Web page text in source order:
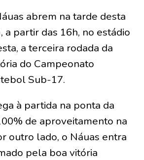
abrem na tarde desta
a partir das 16h, no estádio
a terceira rodada da
do Campeonato
Sub-17.
à partida na ponta da
de aproveitamento na
outro lado, o Náuas entra
pela boa vitória